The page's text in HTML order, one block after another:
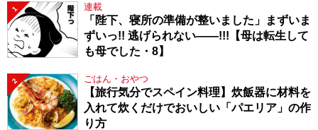
1 連載
「陛下、寝所の準備が整いました」まずいま
ずいっ!! 逃げられない――!!!【母は転生して
も母でした・8】
2 ごはん・おやつ
【旅行気分でスペイン料理】炊飯器に材料を
入れて炊くだけでおいしい「パエリア」の作
り方